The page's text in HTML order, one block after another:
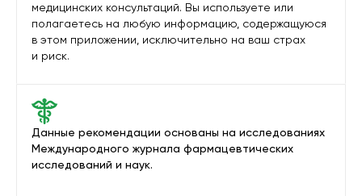
Данные рекомендации основаны на исследованиях
Международного журнала фармацевтических
исследований и наук.
медицинских консультаций. Вы используете или
полагаетесь на любую информацию, содержащуюся
в этом приложении, исключительно на ваш страх
и риск.